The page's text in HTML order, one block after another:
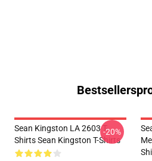
Sean Kingston LA 2603 T-
Shirts Sean Kingston T-Shirts
-20%